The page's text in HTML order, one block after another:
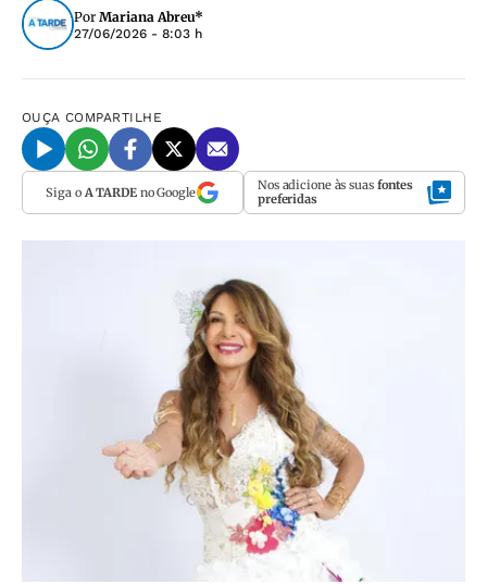
Por Mariana Abreu*
27/06/2026 - 8:03 h
OUÇA COMPARTILHE
Siga o A TARDEno Google Nos adicione às suas fontes
preferidas